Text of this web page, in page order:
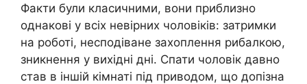
Факти були класичними, вони приблизно
однакові у всіх невірних чоловіків: затримки
на роботі, несподіване захоплення рибалкою,
зникнення у вихідні дні. Спати чоловік давно
став в іншій кімнаті під приводом, що допізна